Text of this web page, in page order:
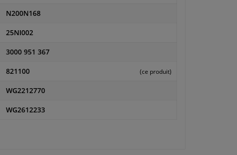
N200N168
25NI002
3000 951 367
821100 (ce produit)
WG2212770
WG2612233